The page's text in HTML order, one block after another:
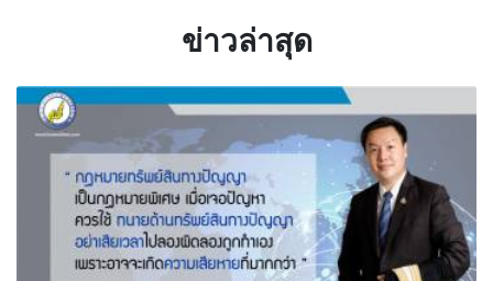
ข่าวล่าสุด